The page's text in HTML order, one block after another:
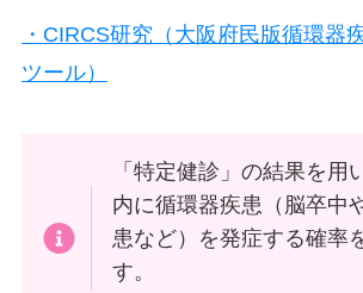
・ CIRCS研究（大阪府民版循環器
ツール）
「特定健診」の結果を用
内に循環器疾患（脳卒中
患など）を発症する確率
す。